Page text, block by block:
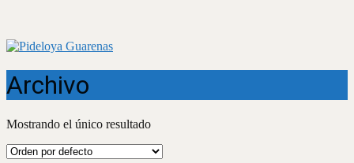
Archivo
Mostrando el único resultado